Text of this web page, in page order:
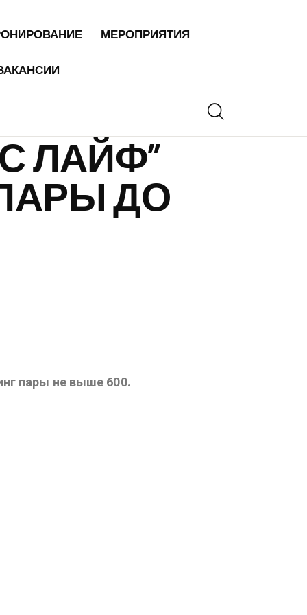
МЕРОПРИЯТИЯ
ЛАЙФ”
ДО
пары не выше 600.